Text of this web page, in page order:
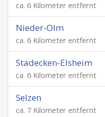
ca. 6 Kilometer entfernt
Nieder-Olm
ca. 6 Kilometer entfernt
Stadecken-Elsheim
ca. 6 Kilometer entfernt
Selzen
ca. 7 Kilometer entfernt